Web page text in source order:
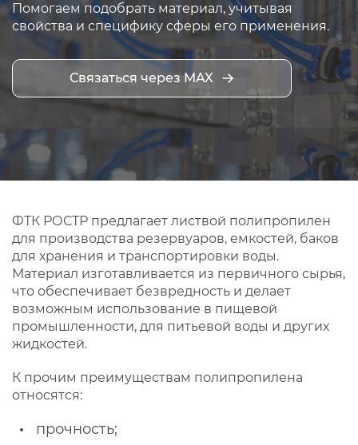
Помогаем подобрать материал, учитывая
свойства и специфику сферы его применения.
Связаться через MAX
ФТК РОСТР предлагает листвой полипропилен
для производства резервуаров, емкостей, баков
для хранения и транспортировки воды.
Материал изготавливается из первичного сырья,
что обеспечивает безвредность и делает
возможным использование в пищевой
промышленности, для питьевой воды и других
жидкостей.
К прочим преимуществам полипропилена
относятся:
прочность;